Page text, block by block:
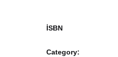
İSBN
Category: